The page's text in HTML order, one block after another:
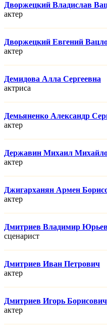
Дворжецкий Владислав
актер
Дворжецкий Евгений
актер
Демидова Алла Сергеевна
актриса
Демьяненко Александр
актер
Державин Михаил
актер
Джигарханян Армен
актер
Дмитриев Владимир
сценарист
Дмитриев Иван Петрович
актер
Дмитриев Игорь Борисович
актер